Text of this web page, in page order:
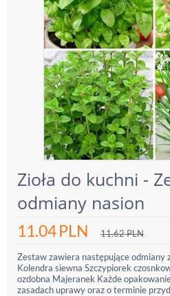
Zioła do kuchni -
odmiany nasion
11.04PLN 11.62PLN
Zestaw zawiera następujące odmiany
Kolendra siewna Szczypiorek
ozdobna Majeranek Każde
zasadach uprawy oraz o terminie